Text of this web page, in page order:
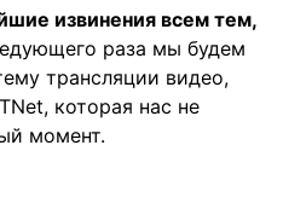
извинения всем тем,
раза мы будем
трансляции видео,
которая нас не
момент.